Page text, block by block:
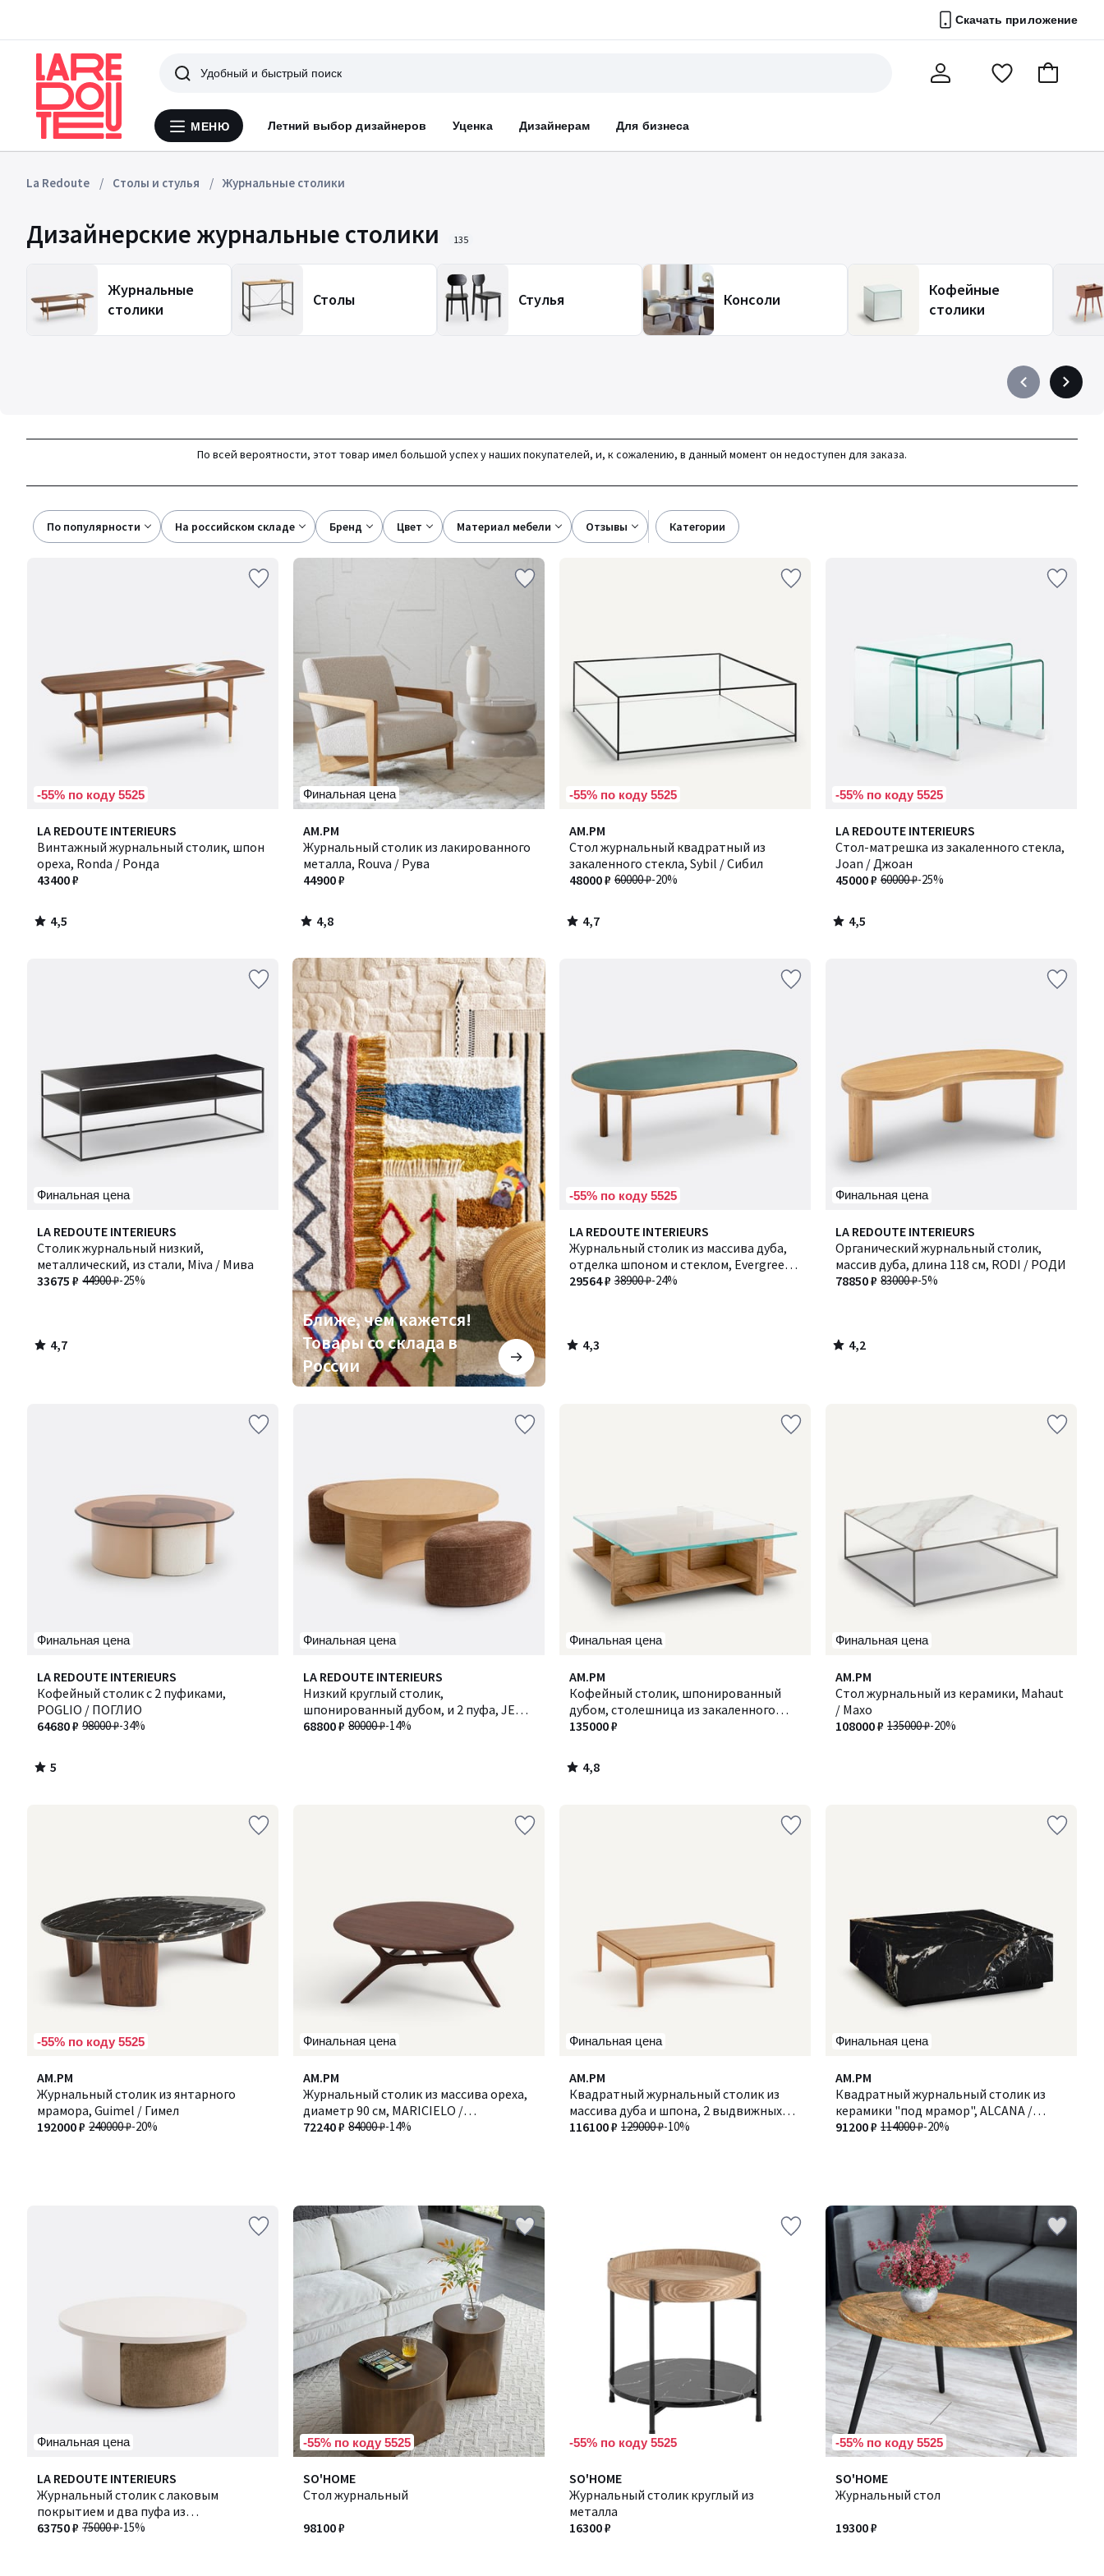
Скачать приложение
Меню
МЕНЮ Летний выбор дизайнеров Уценка Дизайнерам Для бизнеса
Поиск
ПерейтиВ
La Redoute Столы и стулья Журнальные столики
Дизайнерские журнальные столики 135
Журнальные
столики
Столы Стулья Консоли
Кофейные
столики
Précédent
à
Suivant
à
По всей вероятности, этот товар имел большой успех у наших покупателей, и, к сожалению, в данный момент он недоступен для заказа.
По популярности на российском складе бренд цвет материал мебели отзывы категории
-55% по коду 5525
LA REDOUTE INTERIEURS
Винтажный журнальный столик, шпон
ореха, Ronda / Ронда
43400 ₽
4,5
/ 5
4,5
/
Финальная цена
AM.PM
Журнальный столик из лакированного
металла, Rouva / Рува
44900 ₽
4,8
/ 5
4,8
/
-55% по коду 5525
AM.PM
Стол журнальный квадратный из
закаленного стекла, Sybil / Сибил
60000 ₽-20%
48000 ₽
4,7
/ 5
4,7
/
-55% по коду 5525
LA REDOUTE INTERIEURS
Стол-матрешка из закаленного стекла,
Joan / Джоан
60000 ₽-25%
45000 ₽
4,5
/ 5
4,5
/
Финальная цена
LA REDOUTE INTERIEURS
Столик журнальный низкий,
металлический, из стали, Miva / Мива
44900 ₽-25%
33675 ₽
4,7
/ 5
4,7
/
Ближе, чем кажется!
Товары со склада в
России
Ближе,
чем
кажется!
Товары
со
склада
в
России
-55% по коду 5525
LA REDOUTE INTERIEURS
Журнальный столик из массива дуба,
отделка шпоном и стеклом, Evergreen /
Эвергрин38900 ₽-24%
29564 ₽
4,3
/ 5
4,3
/
Финальная цена
LA REDOUTE INTERIEURS
Органический журнальный столик,
массив дуба, длина 118 см, RODI / РОДИ
83000 ₽-5%
78850 ₽
4,2
/ 5
4,2
/
Финальная цена
LA REDOUTE INTERIEURS
Кофейный столик с 2 пуфиками,
POGLIO / ПОГЛИО
98000 ₽-34%
64680 ₽
5
/
5
5
/
Финальная цена
LA REDOUTE INTERIEURS
Низкий круглый столик,
шпонированный дубом, и 2 пуфа, JEN /
ДЖЕН 80000 ₽-14%
68800 ₽
Финальная цена
AM.PM
Кофейный столик, шпонированный
дубом, столешница из закаленного
стекла, Laby / Лэби
135000 ₽
4,8
/ 5
4,8
/
Финальная цена
AM.PM
Стол журнальный из керамики, Mahaut
/ Махо
135000 ₽-20%
108000 ₽
-55% по коду 5525
AM.PM
Журнальный столик из янтарного
мрамора, Guimel / Гимел
240000 ₽-20%
192000 ₽
Финальная цена
AM.PM
Журнальный столик из массива ореха,
диаметр 90 см, MARICIELO /
МАРИСИЕЛО
84000 ₽-14%
72240 ₽
Финальная цена
AM.PM
Квадратный журнальный столик из
массива дуба и шпона, 2 выдвижных
ящика, SANARA / САНАРА
129000 ₽-10%
116100 ₽
Финальная цена
AM.PM
Квадратный журнальный столик из
керамики "под мрамор", ALCANA /
АЛКАНА114000 ₽-20%
91200 ₽
Финальная цена
LA REDOUTE INTERIEURS
Журнальный столик с лаковым
покрытием и два пуфа из
текстурированной ткани, JEN / ДЖЕН
75000 ₽-15%
63750 ₽
-55% по коду 5525
SO'HOME
Стол журнальный
98100 ₽
-55% по коду 5525
SO'HOME
Журнальный столик круглый из
металла
16300 ₽
-55% по коду 5525
SO'HOME
Журнальный стол
19300 ₽